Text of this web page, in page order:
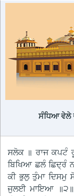
ਸੰਧਿਆ ਵੇਲੇ
ਸਲੋਕ ॥ ਰਾਜ ਕਪਟੰ
ਬਿਖਿਆ ਛਲੰ ਛਿਦ੍ਰੰ
ਕੀ ਭੁਲੁ ਤੁੰਮਾ ਦਿਸਮੁ
ਜੁਲਈ ਮਾਇਆ ॥੨॥